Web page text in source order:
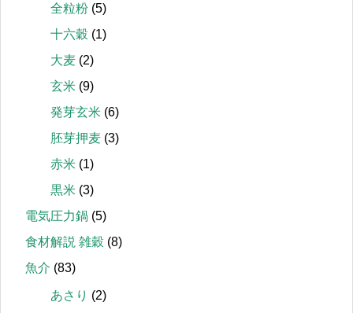
全粒粉 (5)
十六穀 (1)
大麦 (2)
玄米 (9)
発芽玄米 (6)
胚芽押麦 (3)
赤米 (1)
黒米 (3)
電気圧力鍋 (5)
食材解説 雑穀 (8)
魚介 (83)
あさり (2)